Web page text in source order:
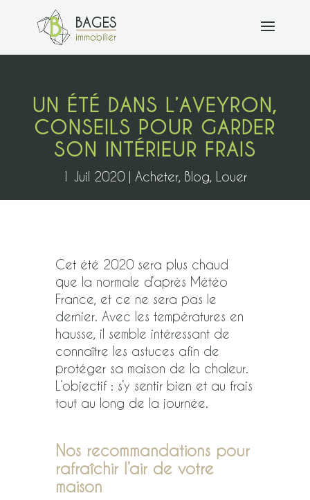
UN ÉTÉ DANS L’AVEYRON,
CONSEILS POUR GARDER
SON INTÉRIEUR FRAIS
1 Juil 2020 Acheter Blog Louer
Cet été 2020 sera plus chaud
que la normale d’après Météo
France, et ce ne sera pas le
dernier. Avec les températures en
hausse, il semble intéressant de
connaître les astuces afin de
protéger sa maison de la chaleur.
L’objectif : s’y sentir bien et au frais
tout au long de la journée.
Nos recommandations pour
rafraîchir l’air de votre
maison